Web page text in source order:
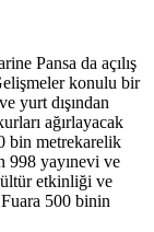
Pansa da açılış
konulu bir
yurt dışından
ağırlayacak
bin metrekarelik
998 yayınevi ve
etkinliği ve
500 binin